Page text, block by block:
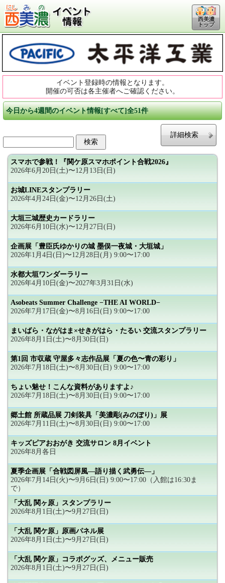
西美濃
トップ
イベント登録時の情報となります。
開催の可否は各主催者へご確認ください。
今日から4週間のイベント情報[すべて]全51件
詳細検索
スマホで参戦！『関ケ原スマホポイント合戦2026』
2026年6月20日(土)〜12月13日(日)
お城LINEスタンプラリー
2026年4月24日(金)〜12月26日(土)
大垣三城歴史カードラリー
2026年6月10日(水)〜12月27日(日)
企画展「豊臣氏ゆかりの城 墨俣一夜城・大垣城」
2026年1月4日(日)〜12月28日(月) 9:00〜17:00
水都大垣ワンダーラリー
2026年4月10日(金)〜2027年3月31日(水)
Asobeats Summer Challenge −THE AI WORLD−
2026年7月17日(金)〜8月16日(日) 9:00〜17:00
まいばら・ながはま×せきがはら・たるい 交流スタンプラリー
2026年8月1日(土)〜8月30日(日)
第1回 市収蔵 守屋多々志作品展「夏の色〜青の彩り」
2026年7月18日(土)〜8月30日(日) 9:00〜17:00
ちょい魅せ！こんな資料がありますよ♪
2026年7月18日(土)〜8月30日(日) 9:00〜17:00
郷土館 所蔵品展 刀剣装具「美濃彫(みのぼり)」展
2026年7月11日(土)〜8月30日(日) 9:00〜17:00
キッズピアおおがき 交流サロン 8月イベント
2026年8月各日
夏季企画展「合戦図屏風―語り描く武勇伝―」
2026年7月14日(火)〜9月6日(日) 9:00〜17:00（入館は16:30ま
で）
「大乱 関ヶ原」スタンプラリー
2026年8月1日(土)〜9月27日(日)
「大乱 関ケ原」原画パネル展
2026年8月1日(土)〜9月27日(日)
「大乱 関ケ原」コラボグッズ、メニュー販売
2026年8月1日(土)〜9月27日(日)